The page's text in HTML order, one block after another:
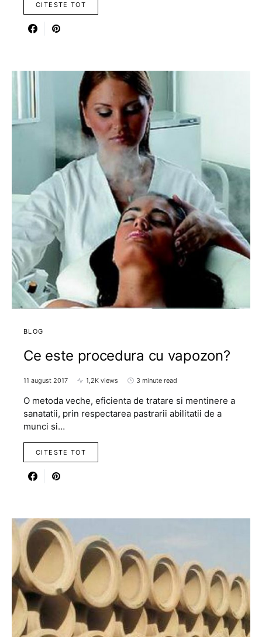
CITESTE TOT
BLOG
Ce este procedura cu vapozon?
11 august 2017 1,2K views 3 minute read
O metoda veche, eficienta de tratare si mentinere a
sanatatii, prin respectarea pastrarii abilitatii de a
munci si…
CITESTE TOT